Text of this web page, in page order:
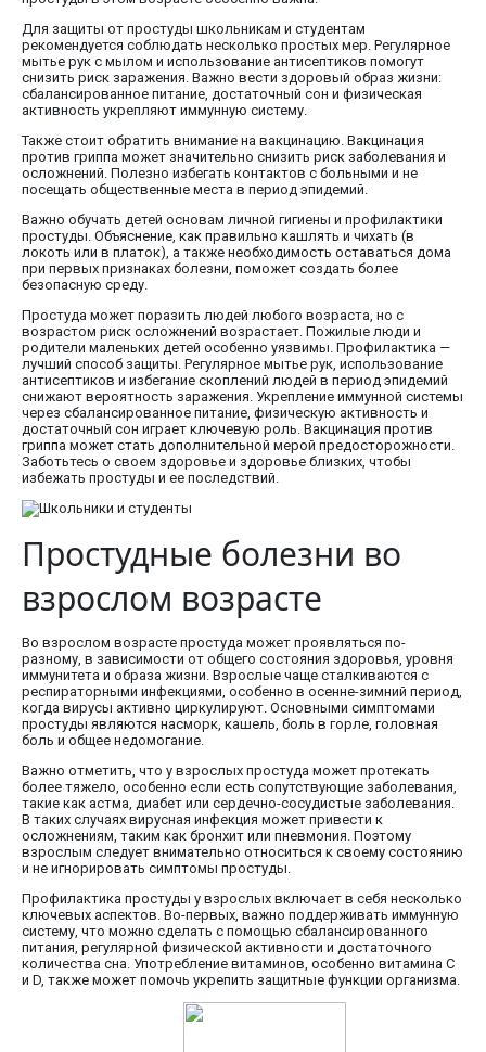
Для защиты от простуды школьникам и студентам
рекомендуется соблюдать несколько простых мер. Регулярное
мытье рук с мылом и использование антисептиков помогут
снизить риск заражения. Важно вести здоровый образ жизни:
сбалансированное питание, достаточный сон и физическая
активность укрепляют иммунную систему.
Также стоит обратить внимание на вакцинацию. Вакцинация
против гриппа может значительно снизить риск заболевания и
осложнений. Полезно избегать контактов с больными и не
посещать общественные места в период эпидемий.
Важно обучать детей основам личной гигиены и профилактики
простуды. Объяснение, как правильно кашлять и чихать (в
локоть или в платок), а также необходимость оставаться дома
при первых признаках болезни, поможет создать более
безопасную среду.
Простуда может поразить людей любого возраста, но с
возрастом риск осложнений возрастает. Пожилые люди и
родители маленьких детей особенно уязвимы. Профилактика —
лучший способ защиты. Регулярное мытье рук, использование
антисептиков и избегание скоплений людей в период эпидемий
снижают вероятность заражения. Укрепление иммунной системы
через сбалансированное питание, физическую активность и
достаточный сон играет ключевую роль. Вакцинация против
гриппа может стать дополнительной мерой предосторожности.
Заботьтесь о своем здоровье и здоровье близких, чтобы
избежать простуды и ее последствий.
Простудные болезни во
взрослом возрасте
Во взрослом возрасте простуда может проявляться по-
разному, в зависимости от общего состояния здоровья, уровня
иммунитета и образа жизни. Взрослые чаще сталкиваются с
респираторными инфекциями, особенно в осенне-зимний период,
когда вирусы активно циркулируют. Основными симптомами
простуды являются насморк, кашель, боль в горле, головная
боль и общее недомогание.
Важно отметить, что у взрослых простуда может протекать
более тяжело, особенно если есть сопутствующие заболевания,
такие как астма, диабет или сердечно-сосудистые заболевания.
В таких случаях вирусная инфекция может привести к
осложнениям, таким как бронхит или пневмония. Поэтому
взрослым следует внимательно относиться к своему состоянию
и не игнорировать симптомы простуды.
Профилактика простуды у взрослых включает в себя несколько
ключевых аспектов. Во-первых, важно поддерживать иммунную
систему, что можно сделать с помощью сбалансированного
питания, регулярной физической активности и достаточного
количества сна. Употребление витаминов, особенно витамина C
и D, также может помочь укрепить защитные функции организма.